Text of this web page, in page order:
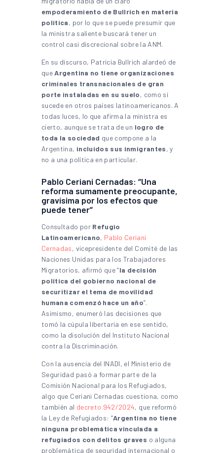
empoderamiento de Bullrich en materia
política, por lo que se puede presumir que
la ministra saliente buscará tener un
control casi discrecional sobre la ANM.
En su discurso, Patricia Bullrich alardeó de
queArgentina no tiene organizaciones
criminales transnacionales de gran
porte instaladas en su suelo, como sí
sucede en otros países latinoamericanos. A
todas luces, lo que afirma la ministra es
cierto, aunque se trata de un logro de
toda la sociedad que compone a la
Argentina, incluidos sus inmigrantes, y
no a una política en particular.
Pablo Ceriani Cernadas: “Una
reforma sumamente preocupante,
gravísima por los efectos que
puede tener”
Consultado por Refugio
Latinoamericano, Pablo Ceriani
Cernadas, vicepresidente del Comité de las
Naciones Unidas para los Trabajadores
Migratorios, afirmó que “la decisión
política del gobierno nacional de
securitizar el tema de movilidad
humana comenzó hace un año”.
Asimismo, enumeró las decisiones que
tomó la cúpula libertaria en ese sentido,
como la disolución del Instituto Nacional
contra la Discriminación.
Con la ausencia del INADI, el Ministerio de
Seguridad pasó a formar parte de la
Comisión Nacional para los Refugiados,
algo que Ceriani Cernadas cuestiona, como
también al decreto 942/2024, que reformó
la Ley de Refugiados: “Argentina no tiene
ninguna problemática vinculada a
refugiados con delitos graves o alguna
problemática de seguridad internacional o